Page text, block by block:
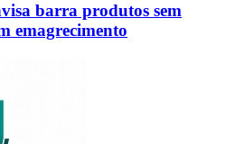
barra produtos sem
emagrecimento